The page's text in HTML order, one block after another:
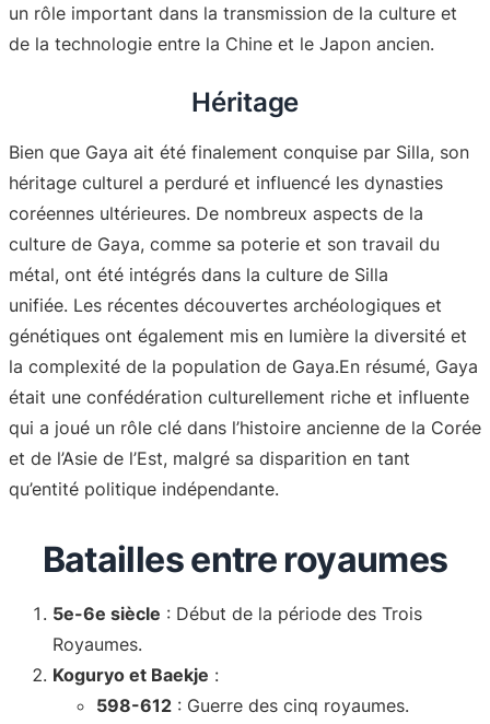
un rôle important dans la transmission de la culture et
de la technologie entre la Chine et le Japon ancien.
Héritage
Bien que Gaya ait été finalement conquise par Silla, son
héritage culturel a perduré et influencé les dynasties
coréennes ultérieures. De nombreux aspects de la
culture de Gaya, comme sa poterie et son travail du
métal, ont été intégrés dans la culture de Silla
unifiée. Les récentes découvertes archéologiques et
génétiques ont également mis en lumière la diversité et
la complexité de la population de Gaya.En résumé, Gaya
était une confédération culturellement riche et influente
qui a joué un rôle clé dans l’histoire ancienne de la Corée
et de l’Asie de l’Est, malgré sa disparition en tant
qu’entité politique indépendante.
Batailles entre royaumes
5e-6e siècle : Début de la période des Trois
Royaumes.
Koguryo et Baekje :
598-612 : Guerre des cinq royaumes.